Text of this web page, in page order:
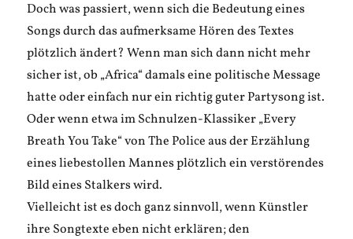
Doch was passiert, wenn sich die Bedeutung eines
Songs durch das aufmerksame Hören des Textes
plötzlich ändert? Wenn man sich dann nicht mehr
sicher ist, ob „Africa“ damals eine politische Message
hatte oder einfach nur ein richtig guter Partysong ist.
Oder wenn etwa im Schnulzen-Klassiker „Every
Breath You Take“ von The Police aus der Erzählung
eines liebestollen Mannes plötzlich ein verstörendes
Bild eines Stalkers wird.
Vielleicht ist es doch ganz sinnvoll, wenn Künstler
ihre Songtexte eben nicht erklären; den